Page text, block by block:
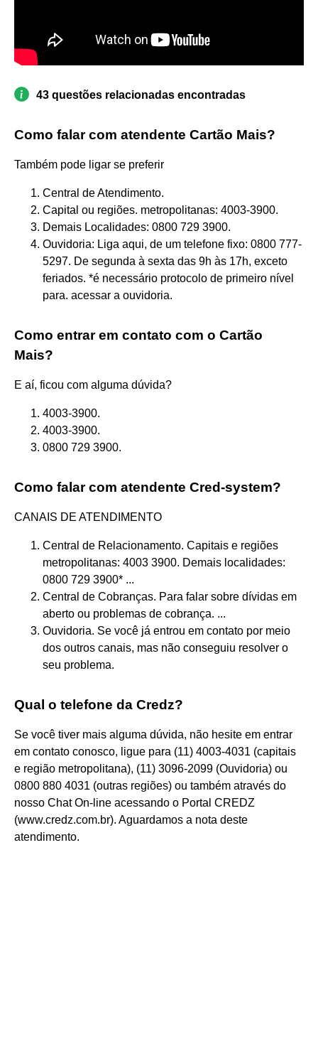
43 questões relacionadas encontradas
Como falar com atendente Cartão Mais?
Também pode ligar se preferir
Central de Atendimento.
Capital ou regiões. metropolitanas: 4003-3900.
Demais Localidades: 0800 729 3900.
Ouvidoria: Liga aqui, de um telefone fixo: 0800 777-
5297. De segunda à sexta das 9h às 17h, exceto
feriados. *é necessário protocolo de primeiro nível
para. acessar a ouvidoria.
Como entrar em contato com o Cartão
Mais?
E aí, ficou com alguma dúvida?
4003-3900.
4003-3900.
0800 729 3900.
Como falar com atendente Cred-system?
CANAIS DE ATENDIMENTO
Central de Relacionamento. Capitais e regiões
metropolitanas: 4003 3900. Demais localidades:
0800 729 3900* ...
Central de Cobranças. Para falar sobre dívidas em
aberto ou problemas de cobrança. ...
Ouvidoria. Se você já entrou em contato por meio
dos outros canais, mas não conseguiu resolver o
seu problema.
Qual o telefone da Credz?
Se você tiver mais alguma dúvida, não hesite em entrar
em contato conosco, ligue para (11) 4003-4031 (capitais
e região metropolitana), (11) 3096-2099 (Ouvidoria) ou
0800 880 4031 (outras regiões) ou também através do
nosso Chat On-line acessando o Portal CREDZ
(www.credz.com.br). Aguardamos a nota deste
atendimento.